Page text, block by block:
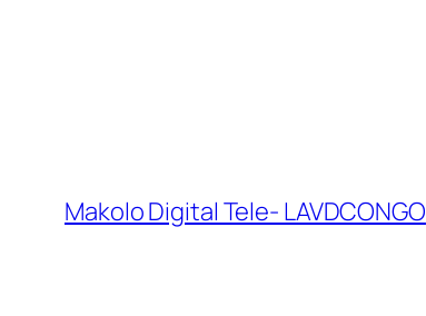
Makolo Digital Tele- LAVDCONGO